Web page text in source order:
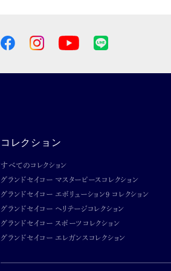
コレクション
すべてのコレクション
グランドセイコー マスターピースコレクション
グランドセイコー エボリューション9 コレクション
グランドセイコー ヘリテージコレクション
グランドセイコー スポーツコレクション
グランドセイコー エレガンスコレクション